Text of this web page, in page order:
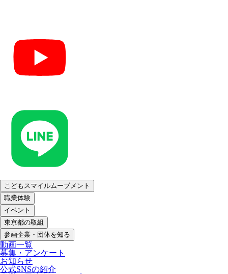
こどもスマイルムーブメント
職業体験
イベント
東京都の取組
参画企業・団体を知る
動画一覧
募集・アンケート
お知らせ
公式SNSの紹介